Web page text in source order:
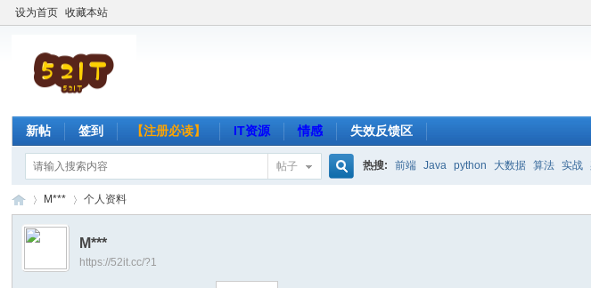
设为首页 收藏本站
新帖 签到 【注册必读】 IT资源 情感 失效反馈区
帖子 热搜: 前端 Java python 大数据 算法 实战
›
M*** 个人资料
M***
https://52it.cc/?1